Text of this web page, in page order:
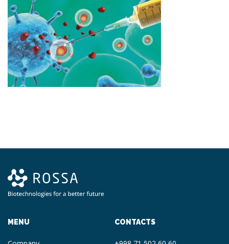
MENU CONTACTS